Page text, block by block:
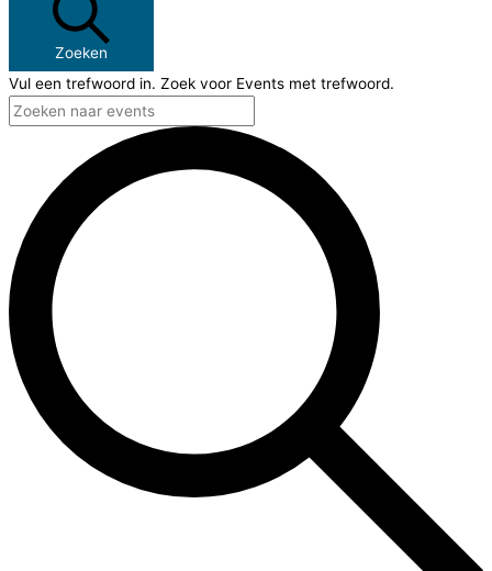
Zoeken
Vul een trefwoord in. Zoek voor Events met trefwoord.